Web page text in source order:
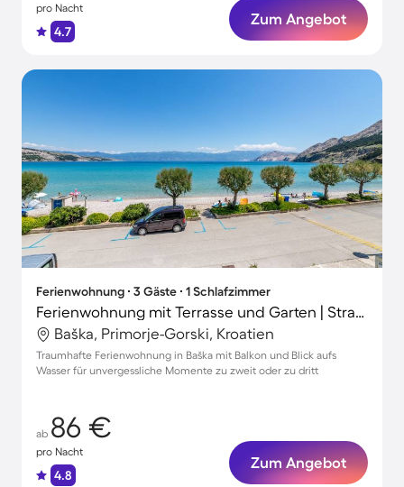
pro Nacht
4.7
Zum Angebot
Ferienwohnung ∙ 3 Gäste ∙ 1 Schlafzimmer
Ferienwohnung mit Terrasse und Garten | Strandblick | Neben dem Strand | Perfekt für die Arbeit von Zuhause
Baška, Primorje-Gorski, Kroatien
Traumhafte Ferienwohnung in Baška mit Balkon und Blick aufs
Wasser für unvergessliche Momente zu zweit oder zu dritt
ab 86 €
pro Nacht
4.8
Zum Angebot